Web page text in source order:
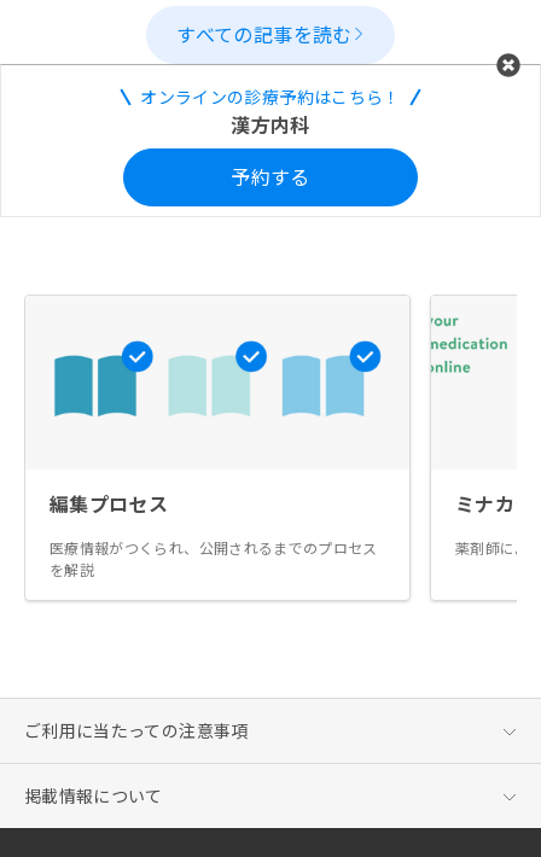
すべての記事を読む
オンラインの診療予約はこちら！
漢方内科
予約する
編集プロセス
医療情報がつくられ、公開されるまでのプロセス
を解説
ミナカ
薬剤師によ
ご利用に当たっての注意事項
掲載情報について